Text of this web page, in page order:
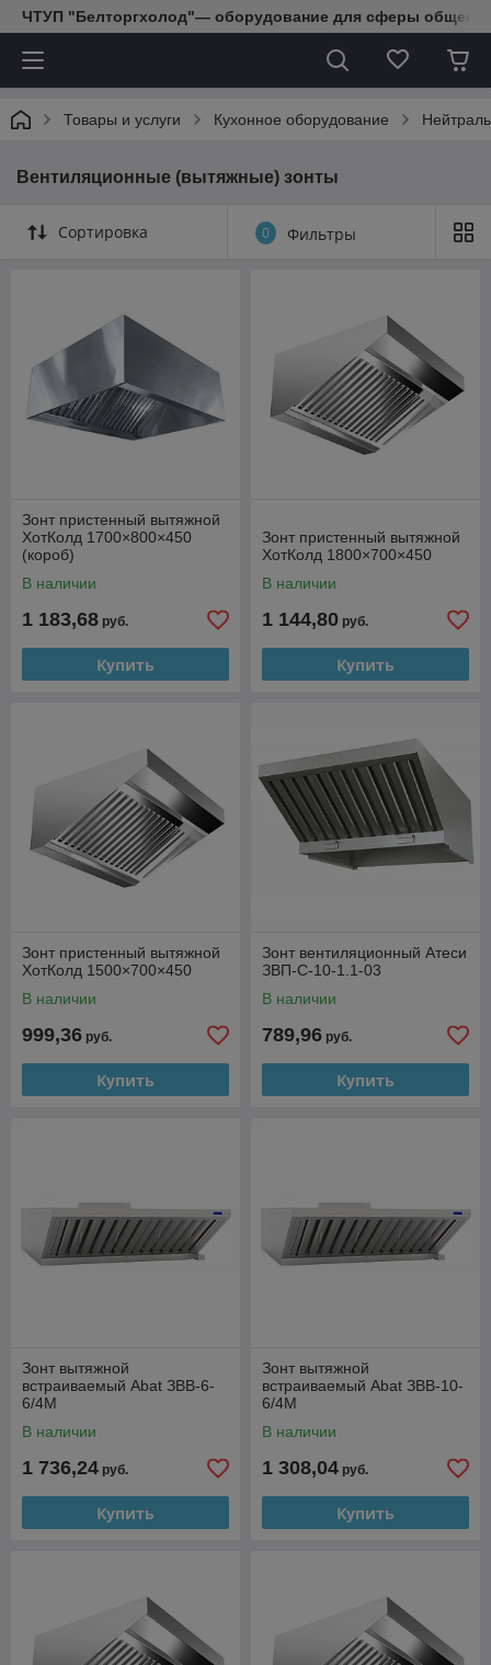
ЧТУП "Белторгхолод"— оборудование для сферы
Товары и услуги Кухонное оборудование
Вентиляционные (вытяжные) зонты
Сортировка 0 Фильтры
Зонт пристенный вытяжной
ХотКолд 1700×800×450
(короб)
В наличии
1 183,68 руб.
Купить
Зонт пристенный вытяжной
ХотКолд 1800×700×450
В наличии
1 144,80 руб.
Купить
Зонт пристенный вытяжной
ХотКолд 1500×700×450
В наличии
999,36 руб.
Купить
Зонт вентиляционный Атеси
ЗВП-С-10-1.1-03
В наличии
789,96 руб.
Купить
Зонт вытяжной
встраиваемый Abat ЗВВ-6-
6/4М
В наличии
1 736,24 руб.
Купить
Зонт вытяжной
встраиваемый Abat ЗВВ-10-
6/4М
В наличии
1 308,04 руб.
Купить